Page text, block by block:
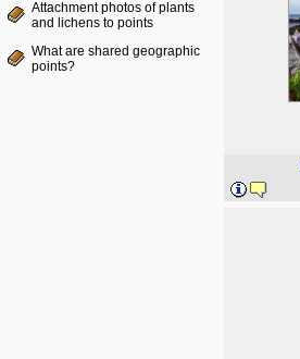
Attachment photos of plants
and lichens to points
What are shared geographic
points?